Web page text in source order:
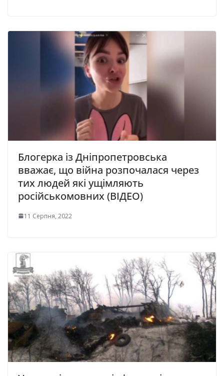
Блогерка із Дніпропетровська
вважає, що війна розпочалася через
тих людей які ущімляють
російськомовних (ВІДЕО)
11 Серпня, 2022